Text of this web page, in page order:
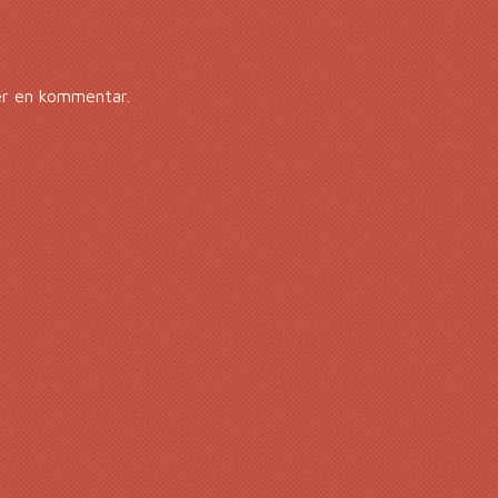
en kommentar.